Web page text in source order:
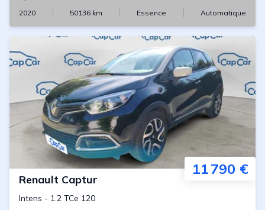
2020 50136 km Essence Automatique
11 790 €
Renault Captur
Intens - 1.2 TCe 120